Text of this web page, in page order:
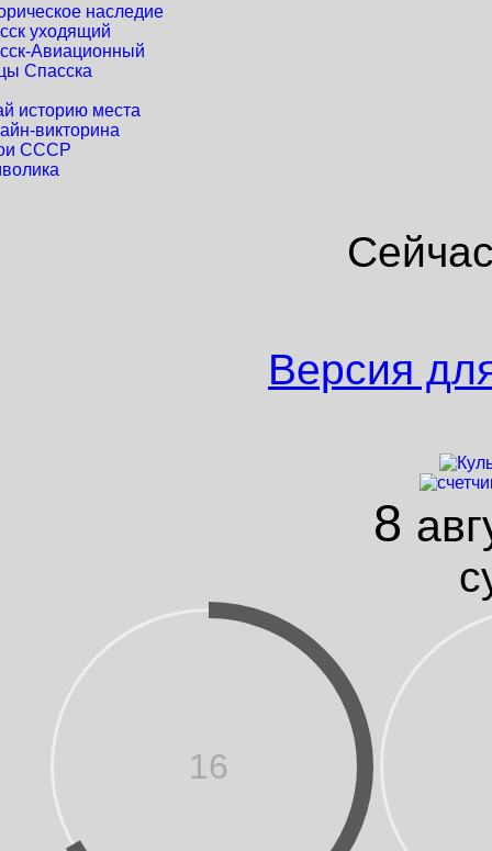
наследие
уходящий
Авиационный
Спасска
историю места
викторина
СССР
Версия
8
16